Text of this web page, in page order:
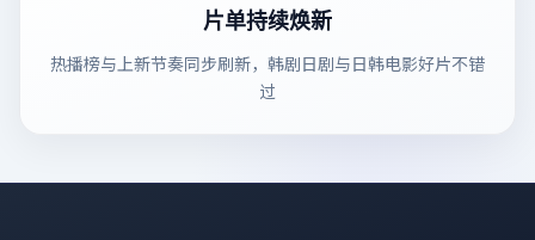
片单持续焕新
热播榜与上新节奏同步刷新，韩剧日剧与日韩电影好片不错
过